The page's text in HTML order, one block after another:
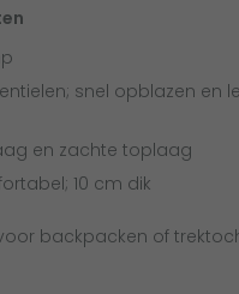
terwijl het
goed draagbaar
onder ons!
materiaal &
ook duurzaam en
gaat hij jarenlang mee en
snel opblazen en
en zachte toplaag
10 cm dik
backpacken of